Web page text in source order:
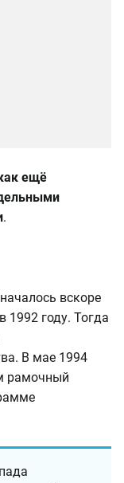
ещё
.
вскоре
1992 году. Тогда
В мае 1994
рамочный